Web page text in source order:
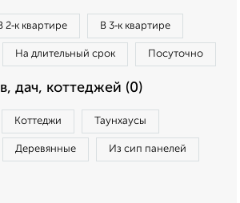
2‑к квартире В 3‑к квартире
На длительный срок Посуточно
дач, коттеджей (0)
Коттеджи Таунхаусы
Деревянные Из сип панелей